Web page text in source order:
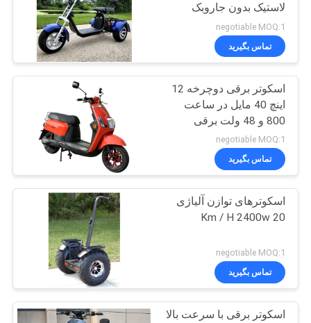
تماس
بگیرید
درخواست
نقل
قول
نقشه
سایت
سیاست
حفظ
حریم
وسایل نقلیه سودمند
ATV
جوانان مسابقه ATV
75
183
لاستیک بدون جاروبک
negotiable MOQ:1
تماس بگیرید
اسکوتر برقی دوچرخه 12
اینچ 40 مایل در ساعت
800 و 48 ولت برقی
negotiable MOQ:1
تماس بگیرید
اسکوترهای توازن آلیاژی
20 Km / H 2400w
negotiable MOQ:1
تماس بگیرید
اسکوتر برقی با سرعت بالا